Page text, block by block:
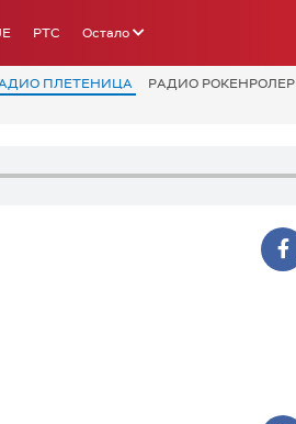
РТС Остало
ПЛЕТЕНИЦА РАДИО РОКЕНРОЛЕР